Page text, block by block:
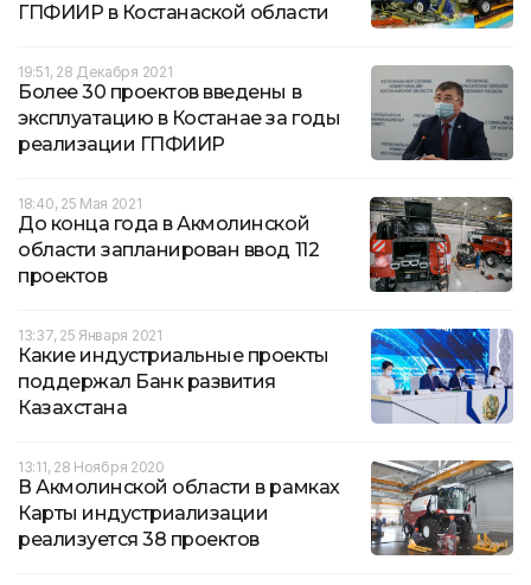
ГПФИИР в Костанаской области
19:51, 28 Декабря 2021
Более 30 проектов введены в
эксплуатацию в Костанае за годы
реализации ГПФИИР
18:40, 25 Мая 2021
До конца года в Акмолинской
области запланирован ввод 112
проектов
13:37, 25 Января 2021
Какие индустриальные проекты
поддержал Банк развития
Казахстана
13:11, 28 Ноября 2020
В Акмолинской области в рамках
Карты индустриализации
реализуется 38 проектов